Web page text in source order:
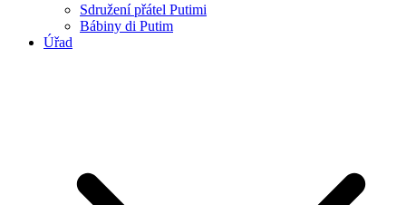
Sdružení přátel Putimi
Bábiny di Putim
Úřad